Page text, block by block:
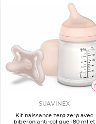
SUAVINEX
Kit naissance zerø.zerø avec
biberon anti-colique 180 ml et